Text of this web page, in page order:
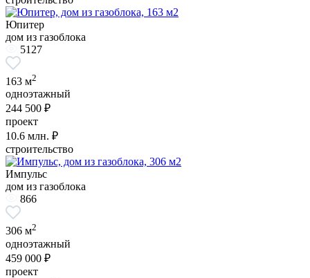
Юпитер
дом из газоблока
5127
163 м2
одноэтажный
244 500 ₽
проект
10.6 млн. ₽
строительство
Импульс
дом из газоблока
866
306 м2
одноэтажный
459 000 ₽
проект